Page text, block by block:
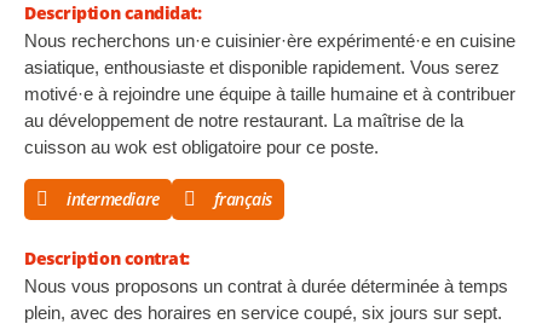
Description candidat:
Nous recherchons un·e cuisinier·ère expérimenté·e en cuisine
asiatique, enthousiaste et disponible rapidement. Vous serez
motivé·e à rejoindre une équipe à taille humaine et à contribuer
au développement de notre restaurant. La maîtrise de la
cuisson au wok est obligatoire pour ce poste.
intermediare français
Description contrat:
Nous vous proposons un contrat à durée déterminée à temps
plein, avec des horaires en service coupé, six jours sur sept.